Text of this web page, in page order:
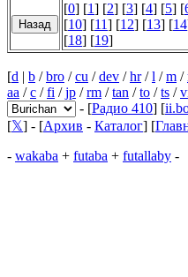
[0] [1] [2] [3] [4] [5] [
[10] [11] [12] [13] [14
[18] [19]
[d | b /bro /cu /dev /hr/l /m /
aa /c /fi /jp /rm /tan /to /ts /
- [Радио 410] [
[𝕏] - [Архив - Каталог] [
- wakaba + futaba + futallaby -